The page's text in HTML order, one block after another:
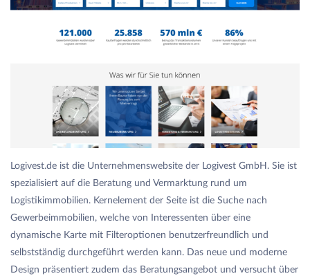
Logivest.de ist die Unternehmenswebsite der Logivest GmbH. Sie ist
spezialisiert auf die Beratung und Vermarktung rund um
Logistikimmobilien. Kernelement der Seite ist die Suche nach
Gewerbeimmobilien, welche von Interessenten über eine
dynamische Karte mit Filteroptionen benutzerfreundlich und
selbstständig durchgeführt werden kann. Das neue und moderne
Design präsentiert zudem das Beratungsangebot und versucht über